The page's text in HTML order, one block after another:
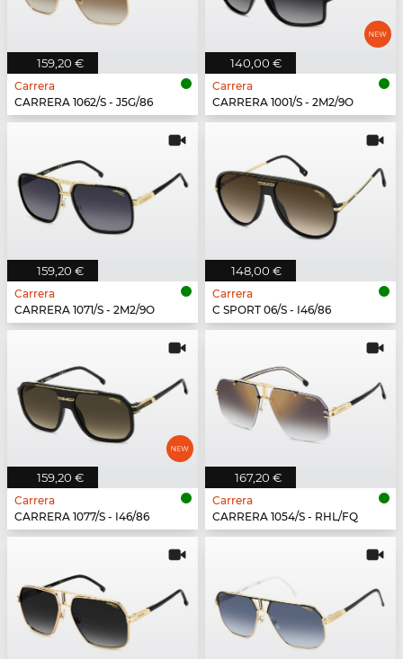
159,20 €
Carrera
CARRERA 1062/S - J5G/86
140,00 €
Carrera
CARRERA 1001/S - 2M2/9O
159,20 €
Carrera
CARRERA 1071/S - 2M2/9O
148,00 €
Carrera
C SPORT 06/S - I46/86
159,20 €
Carrera
CARRERA 1077/S - I46/86
167,20 €
Carrera
CARRERA 1054/S - RHL/FQ